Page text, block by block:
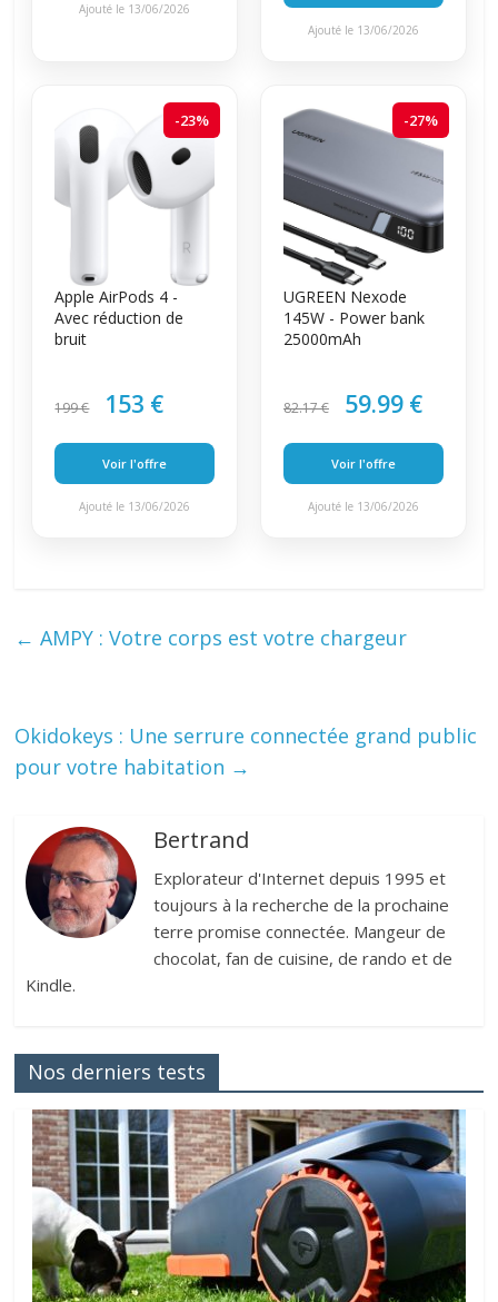
Ajouté le 13/06/2026
Ajouté le 13/06/2026
-23%
Apple AirPods 4 -
Avec réduction de
bruit
199 € 153 €
Voir l'offre
Ajouté le 13/06/2026
-27%
UGREEN Nexode
145W - Power bank
25000mAh
82.17 € 59.99 €
Voir l'offre
Ajouté le 13/06/2026
← AMPY : Votre corps est votre chargeur
Okidokeys : Une serrure connectée grand public
pour votre habitation →
Bertrand
Explorateur d'Internet depuis 1995 et
toujours à la recherche de la prochaine
terre promise connectée. Mangeur de
chocolat, fan de cuisine, de rando et de
Kindle.
Nos derniers tests